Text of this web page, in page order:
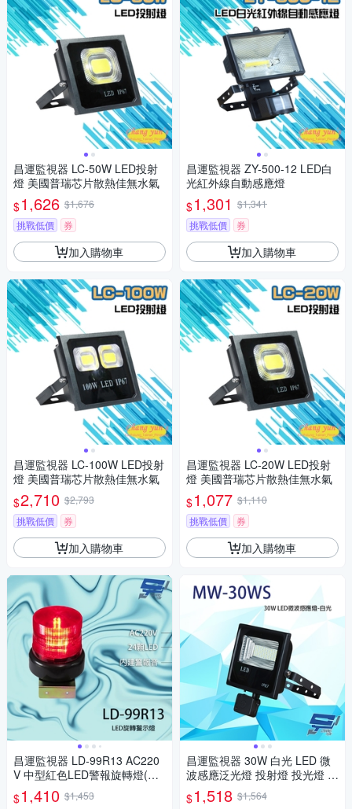
昌運監視器 LC-50W LED投射
燈 美國普瑞芯片散熱佳無水氣
$1,626 $1,676
挑戰低價
券
加入購物車
昌運監視器 LC-100W LED投射
燈 美國普瑞芯片散熱佳無水氣
$2,710 $2,793
挑戰低價
券
加入購物車
昌運監視器 LD-99R13 AC220
V 中型紅色LED警報旋轉燈(含L
鍍鋅鐵板支架及蜂鳴器)
$1,410 $1,453
昌運監視器 ZY-500-12 LED白
光紅外線自動感應燈
$1,301 $1,341
挑戰低價
券
加入購物車
昌運監視器 LC-20W LED投射
燈 美國普瑞芯片散熱佳無水氣
$1,077 $1,110
挑戰低價
券
加入購物車
昌運監視器 30W 白光 LED 微
波感應泛光燈 投射燈 投光燈 戶
外洗牆燈 全電壓 戶外探照燈 燈
具 IP67
$1,518 $1,564